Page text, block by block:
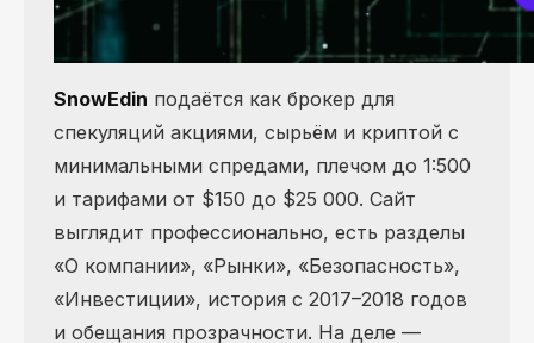
SnowEdin подаётся как брокер для
спекуляций акциями, сырьём и криптой с
минимальными спредами, плечом до 1:500
и тарифами от $150 до $25 000. Сайт
выглядит профессионально, есть разделы
«О компании», «Рынки», «Безопасность»,
«Инвестиции», история с 2017–2018 годов
и обещания прозрачности. На деле —